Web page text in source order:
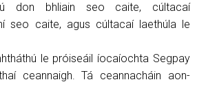
don bhliain seo caite, cúltacaí
seo caite, agus cúltacaí laethúla le
le próiseáil íocaíochta Segpay
ceannaigh. Tá ceannacháin aon-